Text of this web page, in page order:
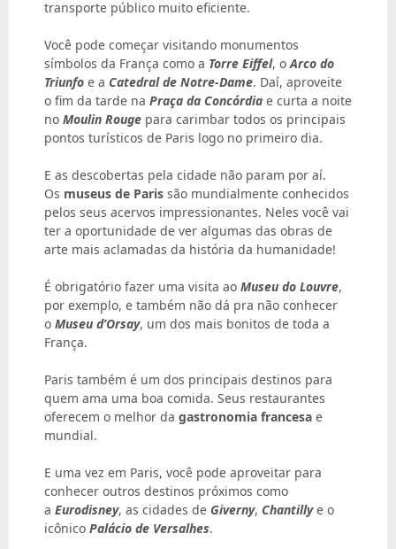
transporte público muito eficiente.
Você pode começar visitando monumentos
símbolos da França como a Torre Eiffel, oArco do
Triunfo e a Catedral de Notre-Dame. Daí, aproveite
o fim da tarde na Praça da Concórdia e curta a noite
no Moulin Rouge para carimbar todos os principais
pontos turísticos de Paris logo no primeiro dia.
E as descobertas pela cidade não param por aí.
Os museus de Paris são mundialmente conhecidos
pelos seus acervos impressionantes. Neles você vai
ter a oportunidade de ver algumas das obras de
arte mais aclamadas da história da humanidade!
É obrigatório fazer uma visita ao Museu do Louvre,
por exemplo, e também não dá pra não conhecer
o Museu d’Orsay, um dos mais bonitos de toda a
França.
Paris também é um dos principais destinos para
quem ama uma boa comida. Seus restaurantes
oferecem o melhor da gastronomia francesa e
mundial.
E uma vez em Paris, você pode aproveitar para
conhecer outros destinos próximos como
a Eurodisney, as cidades de Giverny, Chantillye o
icônico Palácio de Versalhes.